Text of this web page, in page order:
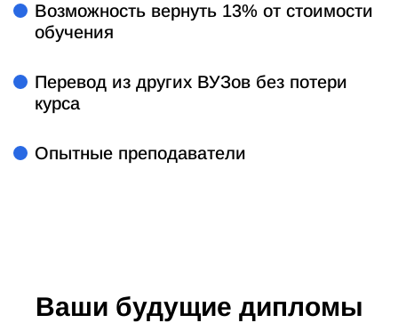
Возможность вернуть 13% от стоимости
обучения
Перевод из других ВУЗов без потери
курса
Опытные преподаватели
Ваши будущие дипломы